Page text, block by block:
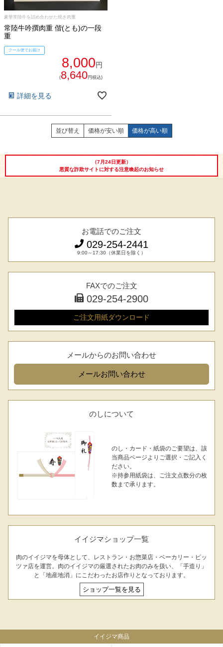
シーン別特集
お中元ハムギフ
長寿祝い 高級肉ギフト 法人ギフト
ふるさと納税
豪華常陸牛を詰め合わせた焼き肉重
常陸牛吟撰肉重 偕(とも)の一段
重
クール便でお届け
8,000円
(8,640円税込)
詳細を見る
並び替え 価格が安い順 価格が高い順
（7月24日更新）
悪質な詐欺サイトに対する注意喚起のお知らせ
お電話でのご注文
029-254-2441
9:00～17:30（休業日を除く）
FAXでのご注文
029-254-2900
ご注文用紙ダウンロード
メールからのお問い合わせ
メールお問い合わせ
のしについて
のし・カード・紙袋のご要望は、該
当商品ページよりご選択・ご記入く
ださい。
※持参用紙袋は、ご注文点数分の枚
数まで承ります。
イイジマショップ一覧
肉のイイジマを母体として、レストラン・お惣菜店・ベーカリー・ピッ
ツァ店を運営。肉のイイジマの厳選されたお肉のみを扱い、「手造り」
と「地産地消」にこだわったお店作りとなっております。
ショップ一覧を見る
イイジマ商品